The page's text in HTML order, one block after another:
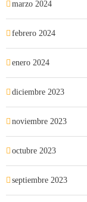
marzo 2024
febrero 2024
enero 2024
diciembre 2023
noviembre 2023
octubre 2023
septiembre 2023